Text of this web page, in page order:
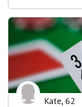
Kate, 62